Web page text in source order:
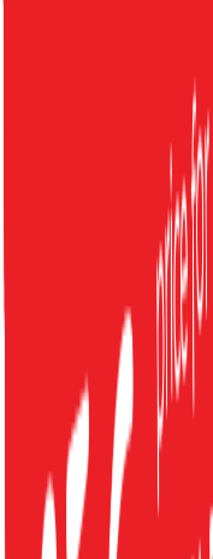
1x prosecco
Tradičný
2x lodička
farmársky
oškvarkové
2x minerálka
Súčasťou každého
Koše sú
cena navyšuje:
Pri vyzdvihnutí sa
vrátení koša s dekou.
Ako objednať
1. Vyberte si typ
–
tatranský kôš.